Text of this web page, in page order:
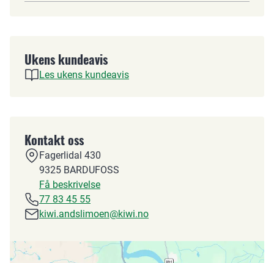
Ukens kundeavis
Les ukens kundeavis
Kontakt oss
Fagerlidal 430
9325 BARDUFOSS
Få beskrivelse
77 83 45 55
kiwi.andslimoen@kiwi.no